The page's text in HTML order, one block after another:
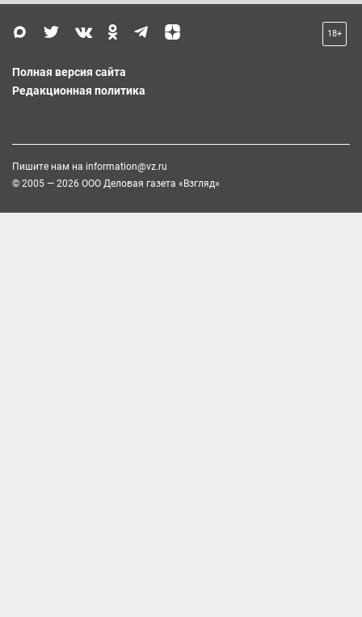
18+
Полная версия сайта
Редакционная политика
Пишите нам на information@vz.ru
© 2005 — 2026 ООО Деловая газета «Взгляд»